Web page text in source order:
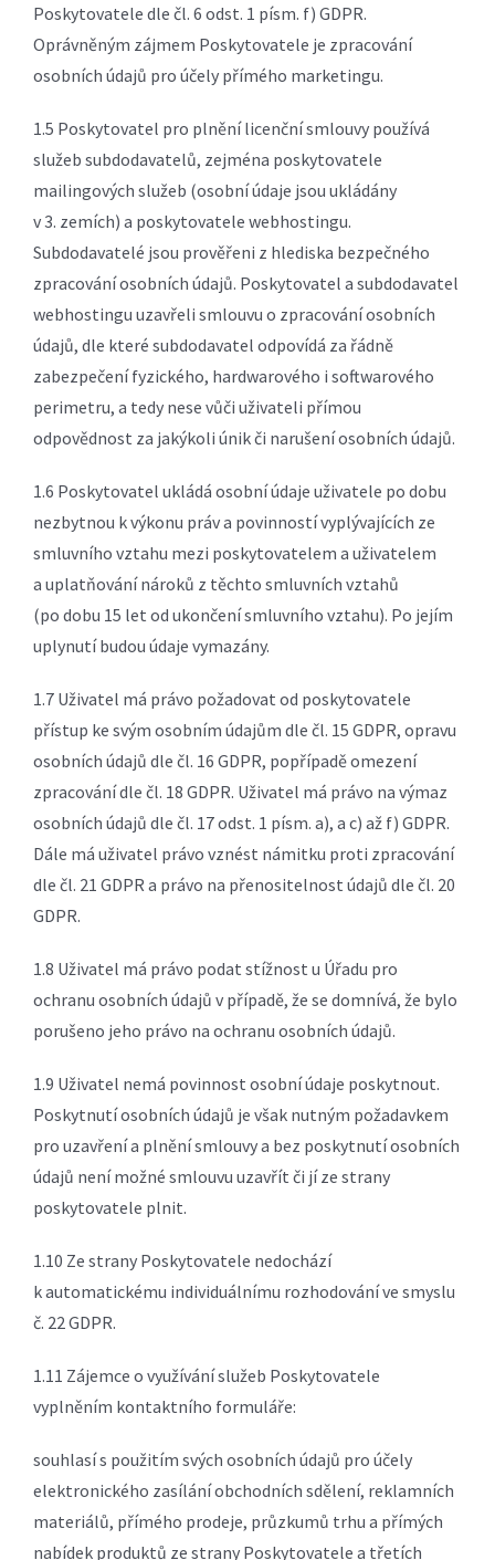
Poskytovatele dle čl. 6 odst. 1 písm. f) GDPR.
Oprávněným zájmem Poskytovatele je zpracování
osobních údajů pro účely přímého marketingu.
1.5 Poskytovatel pro plnění licenční smlouvy používá
služeb subdodavatelů, zejména poskytovatele
mailingových služeb (osobní údaje jsou ukládány
v 3. zemích) a poskytovatele webhostingu.
Subdodavatelé jsou prověřeni z hlediska bezpečného
zpracování osobních údajů. Poskytovatel a subdodavatel
webhostingu uzavřeli smlouvu o zpracování osobních
údajů, dle které subdodavatel odpovídá za řádně
zabezpečení fyzického, hardwarového i softwarového
perimetru, a tedy nese vůči uživateli přímou
odpovědnost za jakýkoli únik či narušení osobních údajů.
1.6 Poskytovatel ukládá osobní údaje uživatele po dobu
nezbytnou k výkonu práv a povinností vyplývajících ze
smluvního vztahu mezi poskytovatelem a uživatelem
a uplatňování nároků z těchto smluvních vztahů
(po dobu 15 let od ukončení smluvního vztahu). Po jejím
uplynutí budou údaje vymazány.
1.7 Uživatel má právo požadovat od poskytovatele
přístup ke svým osobním údajům dle čl. 15 GDPR, opravu
osobních údajů dle čl. 16 GDPR, popřípadě omezení
zpracování dle čl. 18 GDPR. Uživatel má právo na výmaz
osobních údajů dle čl. 17 odst. 1 písm. a), a c) až f) GDPR.
Dále má uživatel právo vznést námitku proti zpracování
dle čl. 21 GDPR a právo na přenositelnost údajů dle čl. 20
GDPR.
1.8 Uživatel má právo podat stížnost u Úřadu pro
ochranu osobních údajů v případě, že se domnívá, že bylo
porušeno jeho právo na ochranu osobních údajů.
1.9 Uživatel nemá povinnost osobní údaje poskytnout.
Poskytnutí osobních údajů je však nutným požadavkem
pro uzavření a plnění smlouvy a bez poskytnutí osobních
údajů není možné smlouvu uzavřít či jí ze strany
poskytovatele plnit.
1.10 Ze strany Poskytovatele nedochází
k automatickému individuálnímu rozhodování ve smyslu
č. 22 GDPR.
1.11 Zájemce o využívání služeb Poskytovatele
vyplněním kontaktního formuláře:
souhlasí s použitím svých osobních údajů pro účely
elektronického zasílání obchodních sdělení, reklamních
materiálů, přímého prodeje, průzkumů trhu a přímých
nabídek produktů ze strany Poskytovatele a třetích